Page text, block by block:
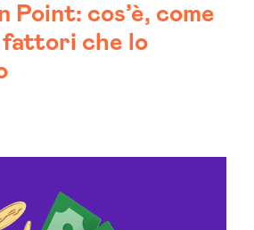
Point: cos’è, come
che lo